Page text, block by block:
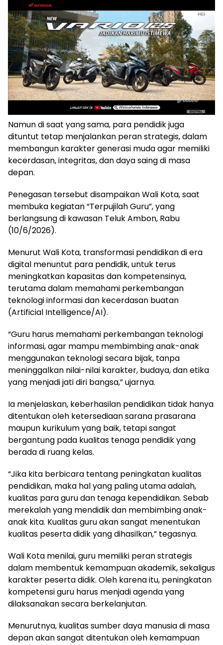
Namun di saat yang sama, para pendidik juga
dituntut tetap menjalankan peran strategis, dalam
membangun karakter generasi muda agar memiliki
kecerdasan, integritas, dan daya saing di masa
depan.
Penegasan tersebut disampaikan Wali Kota, saat
membuka kegiatan “Terpujilah Guru”, yang
berlangsung di kawasan Teluk Ambon, Rabu
(10/6/2026).
Menurut Wali Kota, transformasi pendidikan di era
digital menuntut para pendidik, untuk terus
meningkatkan kapasitas dan kompetensinya,
terutama dalam memahami perkembangan
teknologi informasi dan kecerdasan buatan
(Artificial Intelligence/AI).
“Guru harus memahami perkembangan teknologi
informasi, agar mampu membimbing anak-anak
menggunakan teknologi secara bijak, tanpa
meninggalkan nilai-nilai karakter, budaya, dan etika
yang menjadi jati diri bangsa,” ujarnya.
Ia menjelaskan, keberhasilan pendidikan tidak hanya
ditentukan oleh ketersediaan sarana prasarana
maupun kurikulum yang baik, tetapi sangat
bergantung pada kualitas tenaga pendidik yang
berada di ruang kelas.
“Jika kita berbicara tentang peningkatan kualitas
pendidikan, maka hal yang paling utama adalah,
kualitas para guru dan tenaga kependidikan. Sebab
merekalah yang mendidik dan membimbing anak-
anak kita. Kualitas guru akan sangat menentukan
kualitas peserta didik yang dihasilkan,” tegasnya.
Wali Kota menilai, guru memiliki peran strategis
dalam membentuk kemampuan akademik, sekaligus
karakter peserta didik. Oleh karena itu, peningkatan
kompetensi guru harus menjadi agenda yang
dilaksanakan secara berkelanjutan.
Menurutnya, kualitas sumber daya manusia di masa
depan akan sangat ditentukan oleh kemampuan